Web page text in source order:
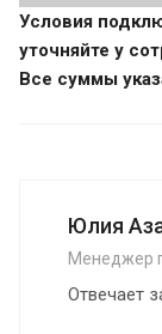
Условия
уточняйте у
Все суммы
Юлия
Менеджер
Отвечает